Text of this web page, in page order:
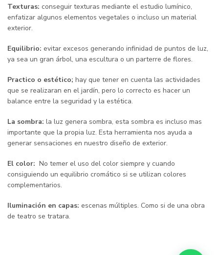
Texturas: conseguir texturas mediante el estudio lumínico,
enfatizar algunos elementos vegetales o incluso un material
exterior.
Equilibrio: evitar excesos generando infinidad de puntos de luz,
ya sea un gran árbol, una escultura o un parterre de flores.
Practico o estético; hay que tener en cuenta las actividades
que se realizaran en el jardín, pero lo correcto es hacer un
balance entre la seguridad y la estética.
La sombra: la luz genera sombra, esta sombra es incluso mas
importante que la propia luz. Esta herramienta nos ayuda a
generar sensaciones en nuestro diseño de exterior.
El color: No temer el uso del color siempre y cuando
consiguiendo un equilibrio cromático si se utilizan colores
complementarios.
Iluminación en capas: escenas múltiples. Como si de una obra
de teatro se tratara.